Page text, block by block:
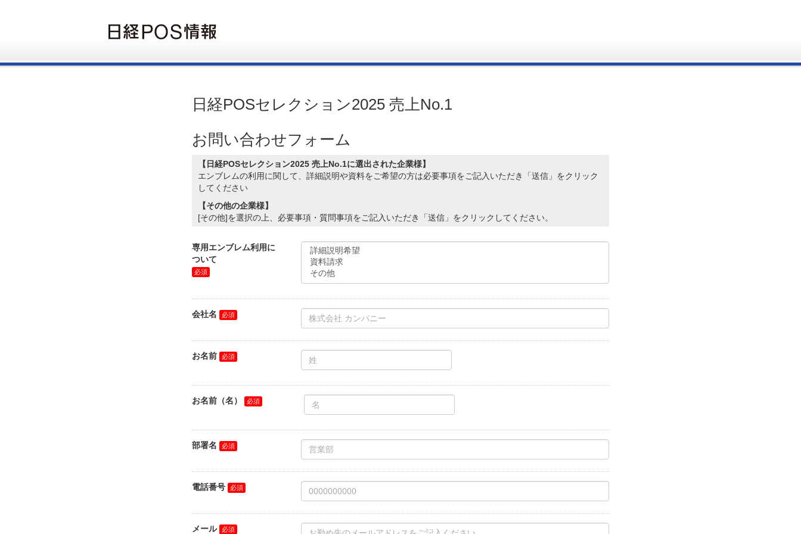
日経POSセレクション2025 売上No.1
お問い合わせフォーム
【日経POSセレクション2025 売上No.1に選出された企業様】
エンブレムの利用に関して、詳細説明や資料をご希望の方は必要事項をご記入いただき「送信」をクリック
してください
【その他の企業様】
[その他]を選択の上、必要事項・質問事項をご記入いただき「送信」をクリックしてください。
専用エンブレム利用に
ついて
会社名
お名前
お名前（名）
部署名
電話番号
メール